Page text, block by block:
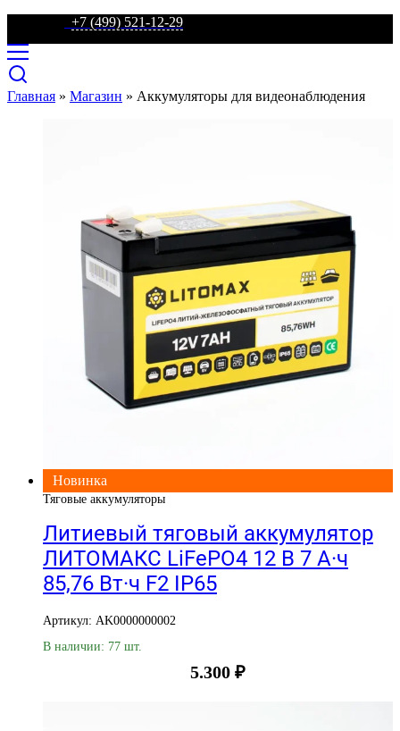
+7 (499) 521-12-29
Главная » Магазин » Аккумуляторы для видеонаблюдения
Новинка
Тяговые аккумуляторы
Литиевый тяговый аккумулятор
ЛИТОМАКС LiFePO4 12 В 7 А·ч
85,76 Вт·ч F2 IP65
Артикул: AK0000000002
В наличии: 77 шт.
5.300 ₽